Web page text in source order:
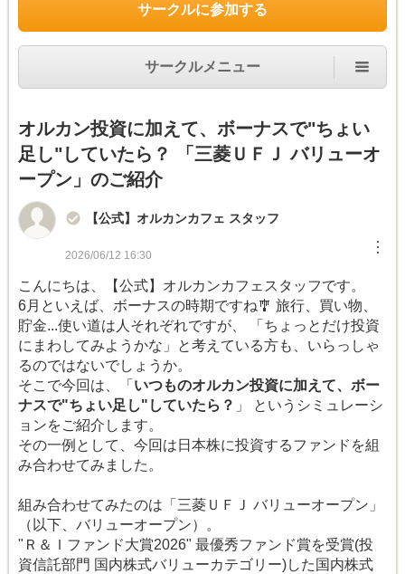
サークルに参加する
サークルメニュー
オルカン投資に加えて、ボーナスで"ちょい
足し"していたら？ 「三菱ＵＦＪ バリューオ
ープン」のご紹介
【公式】オルカンカフェ スタッフ
2026/06/12 16:30 ︙
こんにちは、【公式】オルカンカフェスタッフです。
6月といえば、ボーナスの時期ですね🎐 旅行、買い物、
貯金...使い道は人それぞれですが、 「ちょっとだけ投資
にまわしてみようかな」と考えている方も、いらっしゃ
るのではないでしょうか。
そこで今回は、「 いつものオルカン投資に加えて、ボー
ナスで"ちょい足し"していたら？ 」 というシミュレーシ
ョンをご紹介します。
その一例として、今回は日本株に投資するファンドを組
み合わせてみました。
組み合わせてみたのは「三菱ＵＦＪ バリューオープン」
（以下、バリューオープン）。
"Ｒ＆Ｉファンド大賞2026" 最優秀ファンド賞を受賞(投
資信託部門 国内株式バリューカテゴリー)した国内株式